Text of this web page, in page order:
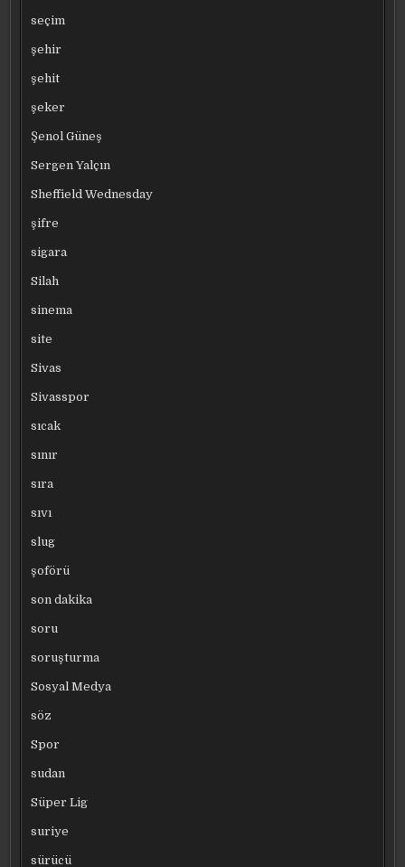
seçim
şehir
şehit
şeker
Şenol Güneş
Sergen Yalçın
Sheffield Wednesday
şifre
sigara
Silah
sinema
site
Sivas
Sivasspor
sıcak
sınır
sıra
sıvı
slug
şoförü
son dakika
soru
soruşturma
Sosyal Medya
söz
Spor
sudan
Süper Lig
suriye
sürücü